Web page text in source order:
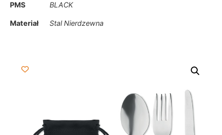
PMS BLACK
Materiał Stal Nierdzewna